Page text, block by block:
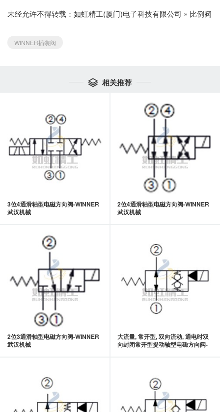
未经允许不得转载： 如虹精工(厦门)电子科技有限公司 » 比例阀
WINNER插装阀
 相关推荐
3位4通滑轴型电磁方向阀-WINNER
武汉机械
2位4通滑轴型电磁方向阀-WINNER
武汉机械
2位3通滑轴型电磁方向阀-WINNER
武汉机械
大流量, 常开型, 双向流动, 通电时双
向封闭常开型提动轴型电磁方向阀-